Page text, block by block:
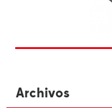
Archivos